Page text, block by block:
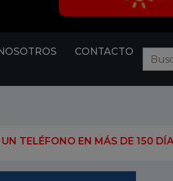
CONTACTO
DE 150 DÍAS” EL SENADO